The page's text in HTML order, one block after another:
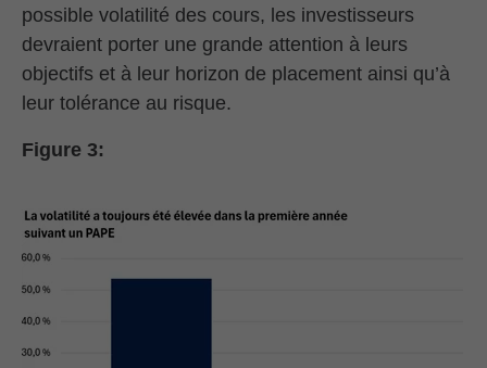
possible volatilité des cours, les investisseurs
devraient porter une grande attention à leurs
objectifs et à leur horizon de placement ainsi qu’à
leur tolérance au risque.
Figure 3: